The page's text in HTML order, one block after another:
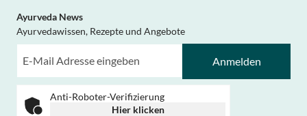
Ayurveda News
Ayurvedawissen, Rezepte und Angebote
Anmelden
Anti-Roboter-Verifizierung
Hier klicken